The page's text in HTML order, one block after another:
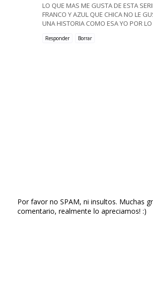
LO QUE MAS ME GUSTA DE ESTA
FRANCO Y AZUL QUE CHICA NO LE
UNA HISTORIA COMO ESA YO POR
Responder Borrar
Por favor no SPAM, ni insultos. Muchas
comentario, realmente lo apreciamos! :)